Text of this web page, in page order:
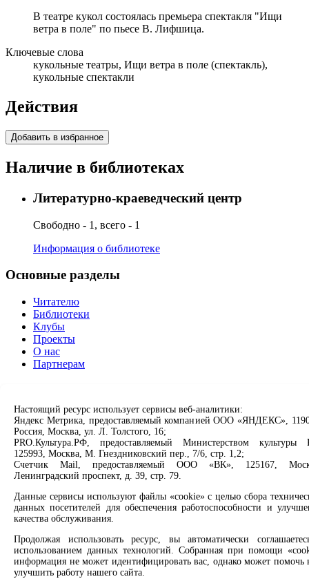
В театре кукол состоялась премьера спектакля "Ищи
ветра в поле" по пьесе В. Лифшица.
Ключевые слова
кукольные театры, Ищи ветра в поле (спектакль),
кукольные спектакли
Действия
Добавить в избранное
Наличие в библиотеках
Литературно-краеведческий центр
Свободно - 1, всего - 1
Информация о библиотеке
Основные разделы
Читателю
Библиотеки
Клубы
Проекты
О нас
Партнерам
Продлить книгу
Спроси библиотекаря
Спроси краеведа
Оцените качество услуг
Направить обращение директору
Соцсети
Вконтакте
Max
Rutube
Настоящий ресурс использует сервисы веб-аналитики:
Яндекс Метрика, предоставляемый компанией ООО «ЯНДЕКС»,
Россия, Москва, ул. Л. Толстого, 16;
PRO.Культура.РФ, предоставляемый Министерством культуры
125993, Москва, М. Гнездниковский пер., 7/6, стр. 1,2;
Счетчик Mail, предоставляемый ООО «ВК», 125167,
Ленинградский проспект, д. 39, стр. 79.
Данные сервисы используют файлы «cookie» с целью сбора
данных посетителей для обеспечения работоспособности и
качества обслуживания.
Продолжая использовать ресурс, вы автоматически
использованием данных технологий. Собранная при помощи
информация не может идентифицировать вас, однако может помочь
улучшить работу нашего сайта.